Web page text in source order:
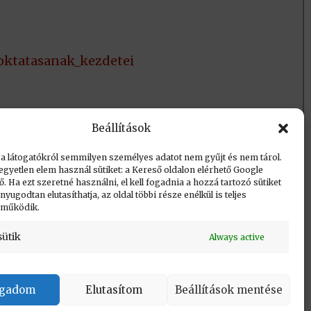
Beállítások
látogatókról semmilyen személyes adatot nem gyűjt és nem tárol.
elem használ sütiket: a Kereső oldalon elérhető Google
Ha ezt szeretné használni, el kell fogadnia a hozzá tartozó sütiket
elutasíthatja, az oldal többi része enélkül is teljes
Always active
Elutasítom Beállítások mentése
Vissza a lap tetejére